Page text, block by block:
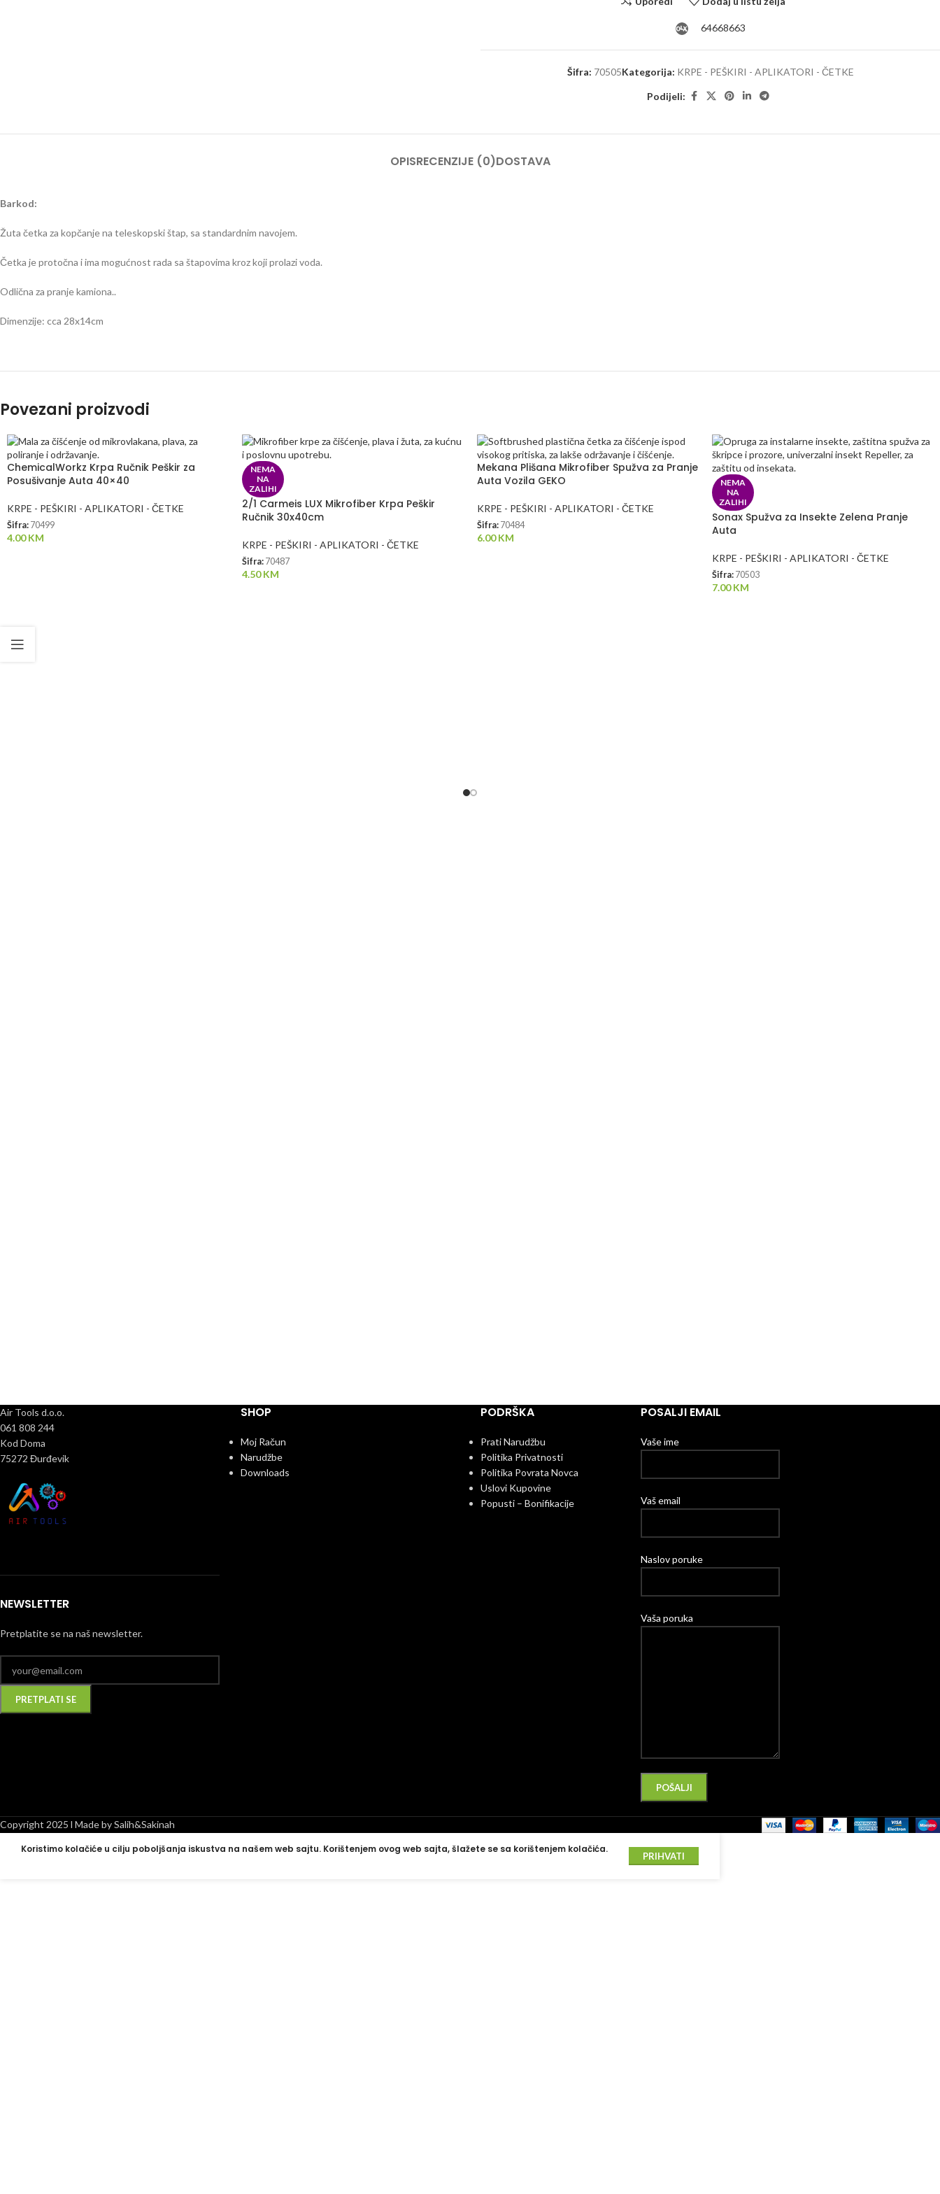
64668663
Šifra: 70505Kategorija: KRPE - PEŠKIRI - APLIKATORI - ČETKE
Podijeli:
OPISRECENZIJE (0)DOSTAVA
Barkod:
Žuta četka za kopčanje na teleskopski štap, sa standardnim navojem.
Četka je protočna i ima mogućnost rada sa štapovima kroz koji prolazi voda.
Odlična za pranje kamiona..
Dimenzije: cca 28x14cm
Povezani proizvodi
ChemicalWorkz Krpa Ručnik Peškir za
Posušivanje Auta 40×40
KRPE - PEŠKIRI - APLIKATORI - ČETKE
Šifra: 70499
4.00KM
NEMA
NA
ZALIHI
2/1 Carmeis LUX Mikrofiber Krpa Peškir
Ručnik 30x40cm
KRPE - PEŠKIRI - APLIKATORI - ČETKE
Šifra: 70487
4.50KM
Mekana Plišana Mikrofiber Spužva za Pranje
Auta Vozila GEKO
KRPE - PEŠKIRI - APLIKATORI - ČETKE
Šifra: 70484
6.00KM
NEMA
NA
ZALIHI
Sonax Spužva za Insekte Zelena Pranje
Auta
KRPE - PEŠKIRI - APLIKATORI - ČETKE
Šifra: 70503
7.00KM
Air Tools d.o.o.
061 808 244
Kod Doma
75272 Đurđevik
NEWSLETTER
Pretplatite se na naš newsletter.
SHOP
Moj Račun
Narudžbe
Downloads
PODRŠKA
Prati Narudžbu
Politika Privatnosti
Politika Povrata Novca
Uslovi Kupovine
Popusti – Bonifikacije
POSALJI EMAIL
Vaše ime
Vaš email
Naslov poruke
Vaša poruka
Copyright 2025 l Made by Salih&Sakinah
Koristimo kolačiće u cilju poboljšanja iskustva na našem web sajtu. Korištenjem ovog web sajta, šlažete se sa korištenjem kolačića.
PRIHVATI